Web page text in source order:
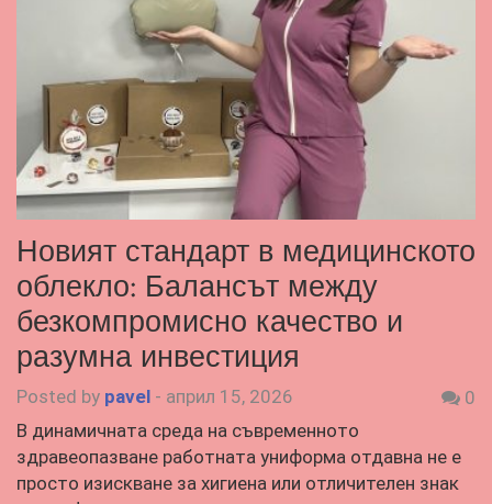
Новият стандарт в медицинското
облекло: Балансът между
безкомпромисно качество и
разумна инвестиция
Posted by pavel - април 15, 2026
0
В динамичната среда на съвременното
здравеопазване работната униформа отдавна не е
просто изискване за хигиена или отличителен знак